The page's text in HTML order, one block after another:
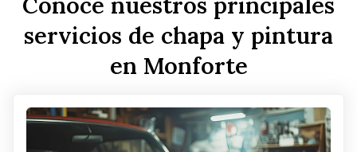
servicios de chapa y pintura
en Monforte